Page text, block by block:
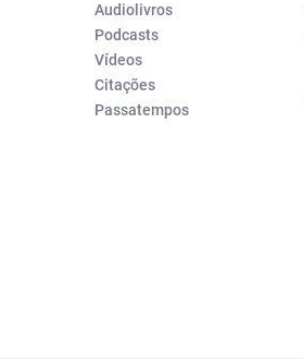
Audiolivros
Podcasts
Vídeos
Citações
Passatempos